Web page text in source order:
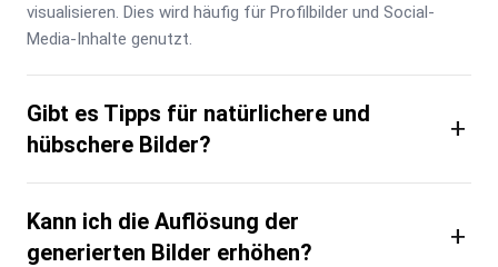
visualisieren. Dies wird häufig für Profilbilder und Social-
Media-Inhalte genutzt.
Gibt es Tipps für natürlichere und
hübschere Bilder?
+
Kann ich die Auflösung der
generierten Bilder erhöhen?
+